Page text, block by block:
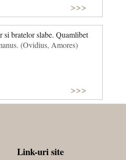
>>>
si bratelor slabe. Quamlibet
(Ovidius, Amores)
>>>
Link-uri site